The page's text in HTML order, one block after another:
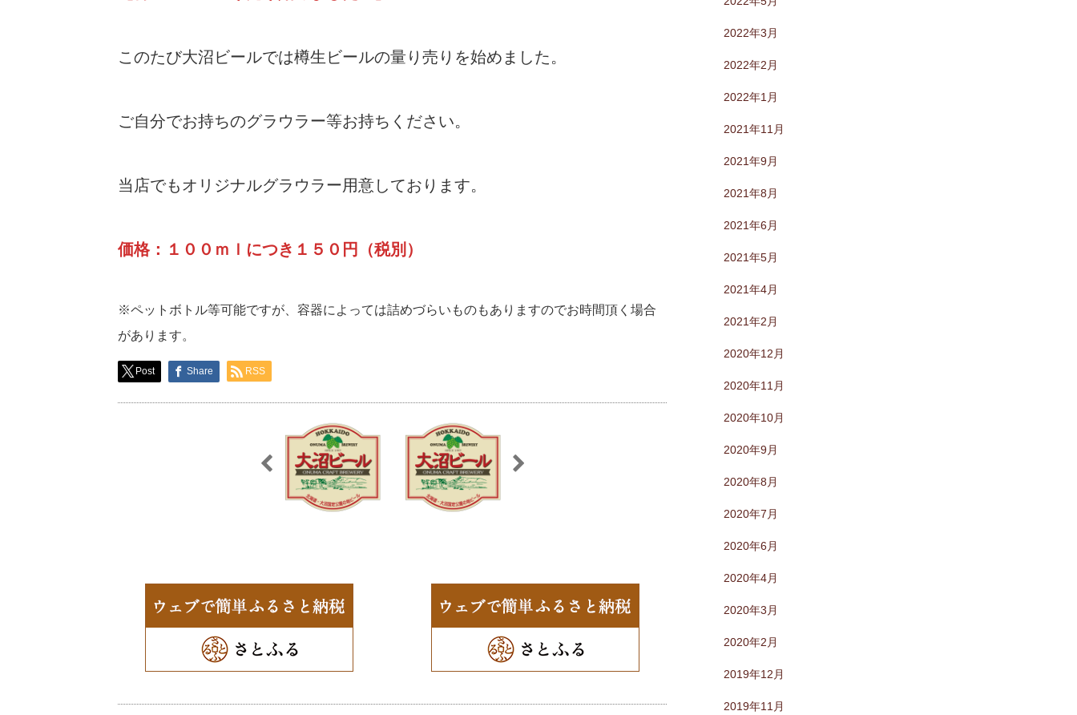
このたび大沼ビールでは樽生ビールの量り売りを始めました。
ご自分でお持ちのグラウラー等お持ちください。
当店でもオリジナルグラウラー用意しております。
価格：１００ｍｌにつき１５０円（税別）
※ペットボトル等可能ですが、容器によっては詰めづらいものもありますのでお時間頂く場合
があります。
Post Share RSS
2022年3月
2022年2月
2022年1月
2021年11月
2021年9月
2021年8月
2021年6月
2021年5月
2021年4月
2021年2月
2020年12月
2020年11月
2020年10月
2020年9月
2020年8月
2020年7月
2020年6月
2020年4月
2020年3月
2020年2月
2019年12月
2019年11月